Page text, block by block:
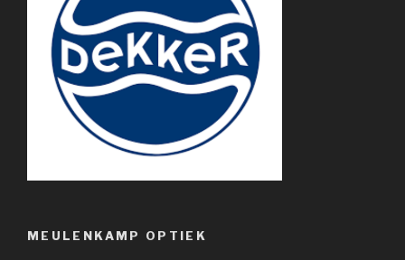
MEULENKAMP OPTIEK